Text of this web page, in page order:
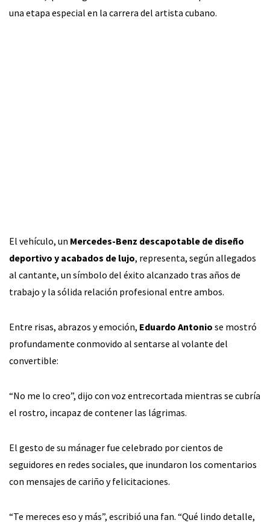
una etapa especial en la carrera del artista cubano.
El vehículo, un Mercedes-Benz descapotable de diseño
deportivo y acabados de lujo, representa, según allegados
al cantante, un símbolo del éxito alcanzado tras años de
trabajo y la sólida relación profesional entre ambos.
Entre risas, abrazos y emoción, Eduardo Antonio se mostró
profundamente conmovido al sentarse al volante del
convertible:
“No me lo creo”, dijo con voz entrecortada mientras se cubría
el rostro, incapaz de contener las lágrimas.
El gesto de su mánager fue celebrado por cientos de
seguidores en redes sociales, que inundaron los comentarios
con mensajes de cariño y felicitaciones.
“Te mereces eso y más”, escribió una fan. “Qué lindo detalle,